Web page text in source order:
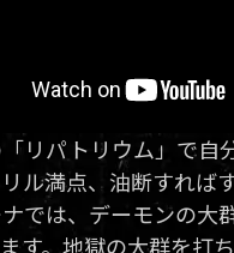
リパトリウム」で自
ル満点、油断すれば
では、デーモンの大
す。地獄の大群を打